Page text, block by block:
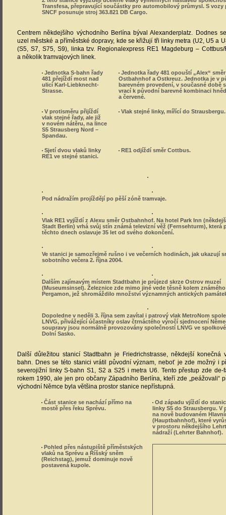
Transfesa, přepravující součástky pro automobilový průmysl. S vozy
SNCF posunuje stroj 363.821 DB Cargo.
Centrem někdejšího východního Berlína býval Alexanderplatz. Dodnes
uzel městské a příměstské dopravy, kde se křižují tři linky metra (U2, U5 a
(S5, S7, S75, S9), linka tzv. Regionalexpress RE1 Magdeburg –
a několik tramvajových linek.
Jednotka S-bahn řady
481 přejíždí most nad
ulicí Karl-Liebknecht-
Strasse.
Jednotka řady 481 opouští „Alex“ směr
Ostbahnhof a Ostkreuz. Jednotka je v
barevném provedení, v současné době
vrací k původní barevné kombinaci
a červené.
V protisměru přijíždí
vlak stejné řady, ale již
v novém nátěru, na lince
S5 Strausberg Nord –
Spandau.
Vlak stejné linky, mířící do Strausbergu.
Sjetí dvou vlaků linky
RE1 ve stejné stanici.
RE1 odjíždí směr Cottbus.
Pod nádražím projíždějí po pěší zóně tramvaje.
Vlak RE1 vyjíždí z Alexu směr Ostbahnhof. Na hotel Park Inn
Stadt Berlin) vrhá svůj stín známá televizní věž (Fernsehturm), která
těchto dnech oslavuje 35 let od svého dokončení.
Ve stanici je samozřejmě rušno i ve večerních hodinách, jak ukazují
sobotního večera 2. října 2004.
Dalším zajímavým místem Stadtbahn je průjezd skrze Ostrov muzeí
(Museumsinsel). Železnice zde mimo jiné vede těsně kolem
Pergamon, jež shromáždilo množství významných antických
Dopoledne v neděli 3. října sem zavítal i patrový vlak MetroNom
LNVG, přivážející účastníky oslav čtrnáctého výročí sjednocení
soupravy jsou normálně provozovány společností LNVG ve
Dolní Sasko.
Další důležitou stanicí Stadtbahn je Friedrichstrasse, někdejší konečná
bahn. Dnes se této stanici vrátil původní význam, neboť je zde možný i
severojižní linky S-bahn S1, S2 a S25 i metra U6. Tento přestup zde de-
rokem 1990, ale jen pro občany Západního Berlína, kteří zde „peážovali“
východní Němce byla většina prostor stanice nepřístupná.
Část stanice se nachází přímo na
mostě přes řeku Sprévu.
Od západu vjíždí do
linky S5 do Strausbergu. V
na nově budovaném
(Hauptbahnhof), které
v prostoru někdejšího
nádraží (Lehrter Bahnhof).
Pohled přes nástupiště příměstských
vlaků na Sprévu a Říšský sněm
(Reichstag), jemuž dominuje nově
postavená kupole.